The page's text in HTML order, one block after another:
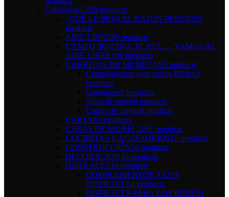
Categorías1.228 products
¿QUÉ LE PIDO AL RATÓN PÉREZ?25
products
AIRE LIBRE85 products
CAMPO, PISCINA, PLAYA…. VAMOS AL
AIRE LIBRE106 products
CARRITOS DE MUÑECAS3 products
Complementos para carros BBlux3
products
Gemelares0 products
Sillas de paseo0 products
Carros de capota0 products
CARTAS5 products
CASAS DE MUÑECAS7 products
COCINITAS Y ACCESORIOS16 products
CONSTRUCCIÓN20 products
DECORACIÓN45 products
DISFRACES16 products
COMPLEMENTOS A LOS
DISFRACES4 products
DISFRACES PARA LOS BEBÉS1